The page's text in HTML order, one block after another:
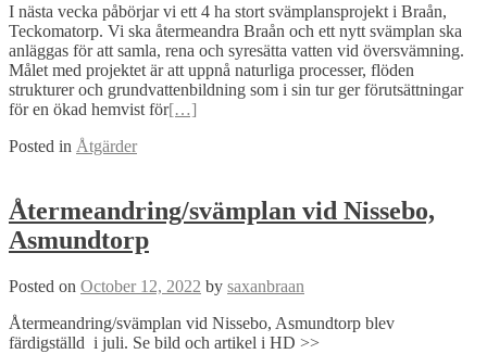
I nästa vecka påbörjar vi ett 4 ha stort svämplansprojekt i Braån,
Teckomatorp. Vi ska återmeandra Braån och ett nytt svämplan ska
anläggas för att samla, rena och syresätta vatten vid översvämning.
Målet med projektet är att uppnå naturliga processer, flöden
strukturer och grundvattenbildning som i sin tur ger förutsättningar
för en ökad hemvist för[…]
Posted in Åtgärder
Återmeandring/svämplan vid Nissebo,
Asmundtorp
Posted on October 12, 2022 by saxanbraan
Återmeandring/svämplan vid Nissebo, Asmundtorp blev
färdigställd i juli. Se bild och artikel i HD >>